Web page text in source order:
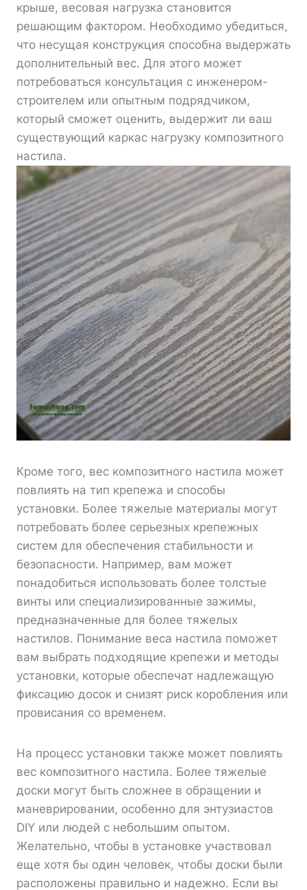
крыше, весовая нагрузка становится
решающим фактором. Необходимо убедиться,
что несущая конструкция способна выдержать
дополнительный вес. Для этого может
потребоваться консультация с инженером-
строителем или опытным подрядчиком,
который сможет оценить, выдержит ли ваш
существующий каркас нагрузку композитного
настила.
Кроме того, вес композитного настила может
повлиять на тип крепежа и способы
установки. Более тяжелые материалы могут
потребовать более серьезных крепежных
систем для обеспечения стабильности и
безопасности. Например, вам может
понадобиться использовать более толстые
винты или специализированные зажимы,
предназначенные для более тяжелых
настилов. Понимание веса настила поможет
вам выбрать подходящие крепежи и методы
установки, которые обеспечат надлежащую
фиксацию досок и снизят риск коробления или
провисания со временем.
На процесс установки также может повлиять
вес композитного настила. Более тяжелые
доски могут быть сложнее в обращении и
маневрировании, особенно для энтузиастов
DIY или людей с небольшим опытом.
Желательно, чтобы в установке участвовал
еще хотя бы один человек, чтобы доски были
расположены правильно и надежно. Если вы